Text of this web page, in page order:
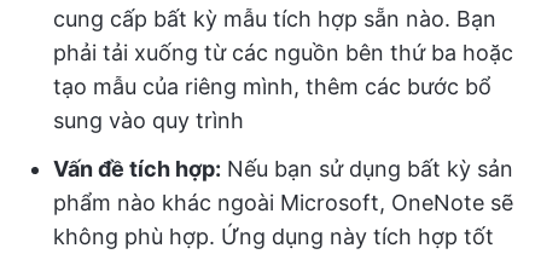
cung cấp bất kỳ mẫu tích hợp sẵn nào. Bạn
phải tải xuống từ các nguồn bên thứ ba hoặc
tạo mẫu của riêng mình, thêm các bước bổ
sung vào quy trình
Vấn đề tích hợp: Nếu bạn sử dụng bất kỳ sản
phẩm nào khác ngoài Microsoft, OneNote sẽ
không phù hợp. Ứng dụng này tích hợp tốt